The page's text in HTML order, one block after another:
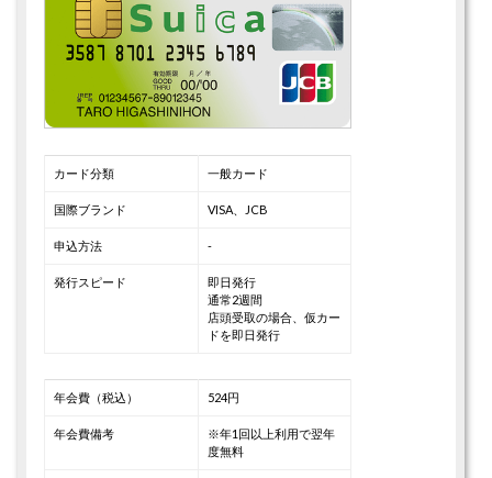
カード分類 一般カード
国際ブランド VISA、JCB
申込方法 -
発行スピード
即日発行
通常2週間
店頭受取の場合、仮カー
ドを即日発行
年会費（税込） 524円
年会費備考
※年1回以上利用で翌年
度無料